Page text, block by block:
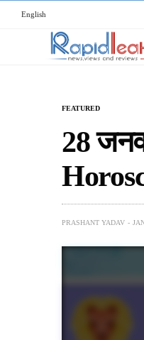
English
FEATURED
28
PRASHANT YADAV